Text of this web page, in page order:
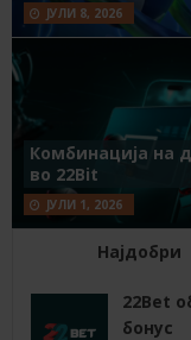
ЈУЛИ 8, 2026
Комбинација на
во 22Bit
ЈУЛИ 1, 2026
Најдобри
22Bet
бонус